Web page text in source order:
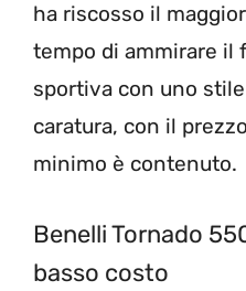
ha riscosso il
tempo di ammirare il
sportiva con uno
caratura, con il
minimo è contenuto.
Benelli Tornado
basso costo